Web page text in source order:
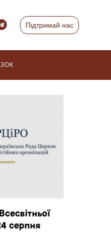
Підтримай нас
серпня